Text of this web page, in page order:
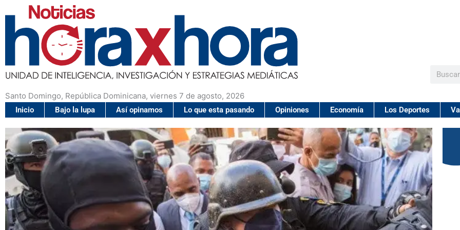
Santo Domingo, República Dominicana, viernes 7 de agosto, 2026
Buscar
Inicio Bajo la lupa Así opinamos Lo que esta pasando Opiniones Economía Los Deportes